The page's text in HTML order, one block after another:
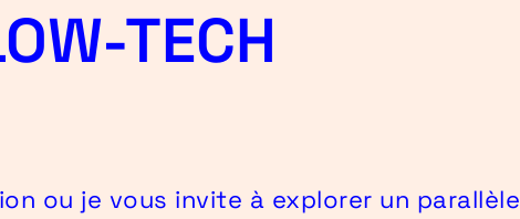
TECH
ou je vous invite à explorer un parallèle